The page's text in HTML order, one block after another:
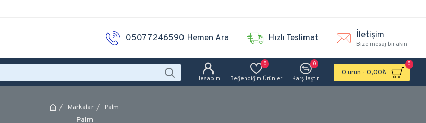
05077246590 Hemen Ara Hızlı Teslimat İletişim
Bize mesaj bırakın
Hesabım Beğendiğim Ürünler
0
Karşılaştır
0
0 ürün - 0,00₺
0
Markalar Palm
Palm